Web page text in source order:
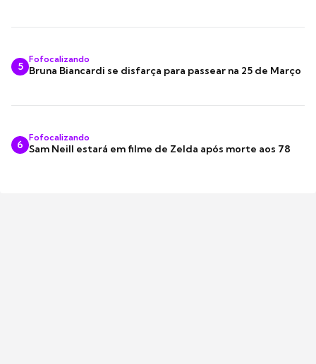
5
Fofocalizando
Bruna Biancardi se disfarça para passear na 25 de Março
6
Fofocalizando
Sam Neill estará em filme de Zelda após morte aos 78